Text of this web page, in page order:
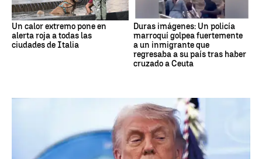
Un calor extremo pone en
alerta roja a todas las
ciudades de Italia
Duras imágenes: Un policía
marroquí golpea fuertemente
a un inmigrante que
regresaba a su país tras haber
cruzado a Ceuta